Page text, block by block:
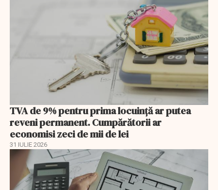
TVA de 9% pentru prima locuință ar putea
reveni permanent. Cumpărătorii ar
economisi zeci de mii de lei
31 IULIE 2026